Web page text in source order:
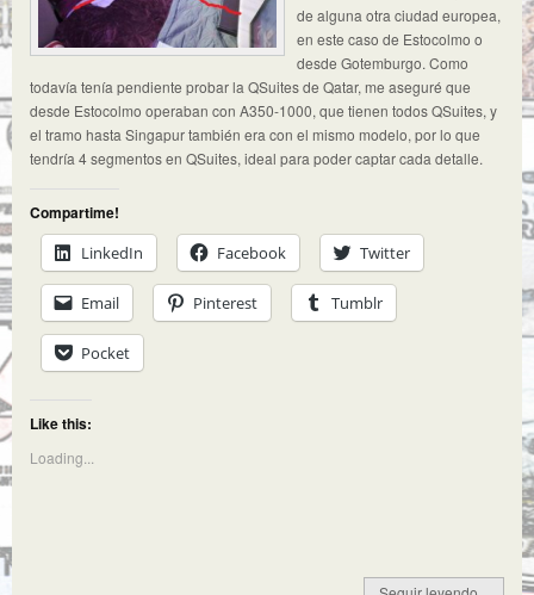
de alguna otra ciudad europea,
en este caso de Estocolmo o
desde Gotemburgo. Como
todavía tenía pendiente probar la QSuites de Qatar, me aseguré que
desde Estocolmo operaban con A350-1000, que tienen todos QSuites, y
el tramo hasta Singapur también era con el mismo modelo, por lo que
tendría 4 segmentos en QSuites, ideal para poder captar cada detalle.
Compartime!
LinkedIn
Facebook Twitter
Email Pinterest Tumblr
Pocket
Like this:
Loading...